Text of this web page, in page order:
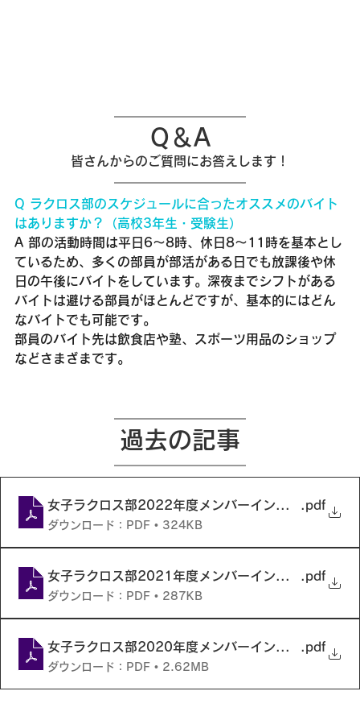
Q＆A
皆さんからのご質問にお答えします！
Q ラクロス部のスケジュールに合ったオススメのバイト
はありますか？（高校3年生・受験生）
A 部の活動時間は平日6～8時、休日8～11時を基本とし
ているため、多くの部員が部活がある日でも放課後や休
日の午後にバイトをしています。深夜までシフトがある
バイトは避ける部員がほとんどですが、基本的にはどん
なバイトでも可能です。
部員のバイト先は飲食店や塾、スポーツ用品のショップ
などさまざまです。
過去の記事
女子ラクロス部2022年度メンバーインタビュー記事
.pdf
ダウンロード：PDF • 324KB
女子ラクロス部2021年度メンバーインタビュー記事
.pdf
ダウンロード：PDF • 287KB
女子ラクロス部2020年度メンバーインタビュー記事
.pdf
ダウンロード：PDF • 2.62MB